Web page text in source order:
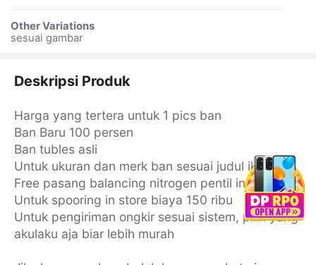
Other Variations
sesuai gambar
Deskripsi Produk
Harga yang tertera untuk 1 pics ban
Ban Baru 100 persen
Ban tubles asli
Untuk ukuran dan merk ban sesuai judul iklan
Free pasang balancing nitrogen pentil in store
Untuk spooring in store biaya 150 ribu
Untuk pengiriman ongkir sesuai sistem, pilih yang
akulaku aja biar lebih murah